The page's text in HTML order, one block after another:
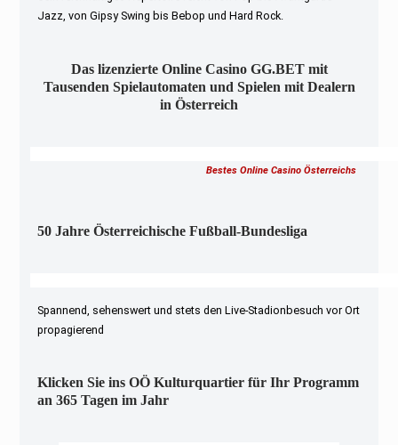
Jazz, von Gipsy Swing bis Bebop und Hard Rock.
Das lizenzierte Online Casino GG.BET mit
Tausenden Spielautomaten und Spielen mit Dealern
in Österreich
Bestes Online Casino Österreichs
50 Jahre Österreichische Fußball-Bundesliga
Spannend, sehenswert und stets den Live-Stadionbesuch vor Ort
propagierend
Klicken Sie ins OÖ Kulturquartier für Ihr Programm
an 365 Tagen im Jahr